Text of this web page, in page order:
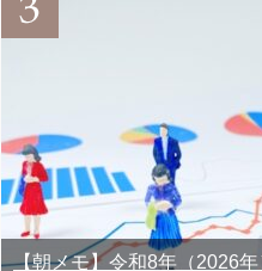
【朝メモ】令和8年（2026年